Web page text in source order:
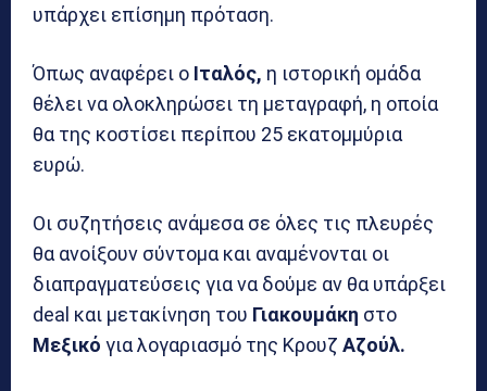
υπάρχει επίσημη πρόταση.
Όπως αναφέρει ο Ιταλός, η ιστορική ομάδα
θέλει να ολοκληρώσει τη μεταγραφή, η οποία
θα της κοστίσει περίπου 25 εκατομμύρια
ευρώ.
Οι συζητήσεις ανάμεσα σε όλες τις πλευρές
θα ανοίξουν σύντομα και αναμένονται οι
διαπραγματεύσεις για να δούμε αν θα υπάρξει
deal και μετακίνηση του Γιακουμάκη στο
Μεξικό για λογαριασμό της Κρουζ Αζούλ.